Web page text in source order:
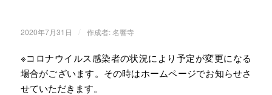
2020年7月31日 作成者:名響寺
※コロナウイルス感染者の状況により予定が変更になる
場合がございます。その時はホームページでお知らせさ
せていただきます。